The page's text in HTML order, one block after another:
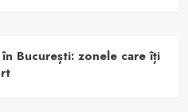
București: zonele care îți